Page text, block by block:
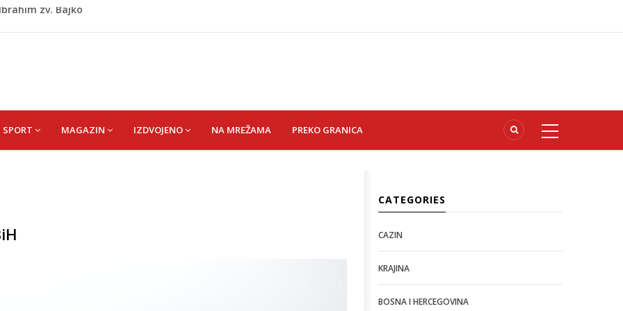
i očuvanje radnih mjesta
zv. Bajko
SPORT MAGAZIN IZDVOJENO NA MREŽAMA PREKO GRANICA
CATEGORIES
CAZIN
KRAJINA
BOSNA I HERCEGOVINA